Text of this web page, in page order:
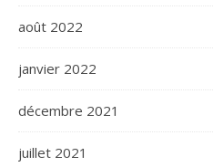
août 2022
janvier 2022
décembre 2021
juillet 2021